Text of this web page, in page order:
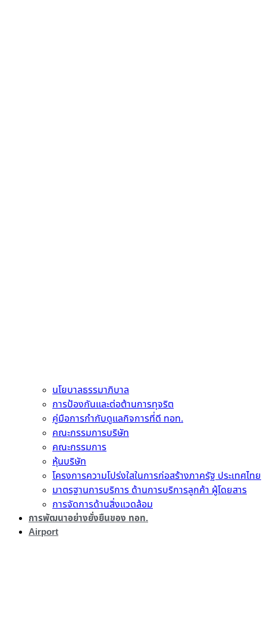
นโยบาลธรรมาภิบาล
การป้องกันและต่อต้านการทุจริต
คู่มือการกำกับดูแลกิจการที่ดี ทอท.
คณะกรรมการบริษัท
คณะกรรมการ
หุ้นบริษัท
โครงการความโปร่งใสในการก่อสร้างภาครัฐ ประเทศไทย
มาตรฐานการบริการ ด้านการบริการลูกค้า ผู้โดยสาร
การจัดการด้านสิ่งแวดล้อม
การพัฒนาอย่างยั่งยืนของ ทอท.
Airport